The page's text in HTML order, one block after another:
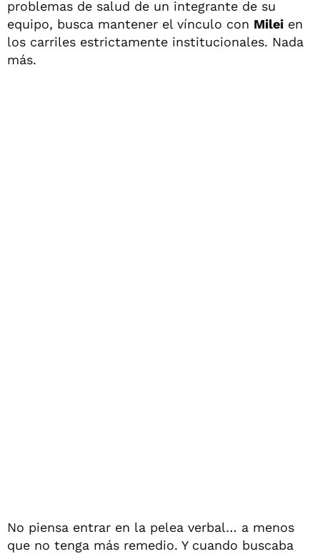
problemas de salud de un integrante de su
equipo, busca mantener el vínculo con Milei en
los carriles estrictamente institucionales. Nada
más.
No piensa entrar en la pelea verbal… a menos
que no tenga más remedio. Y cuando buscaba